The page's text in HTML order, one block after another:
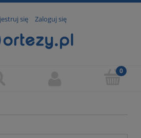
się Zaloguj się